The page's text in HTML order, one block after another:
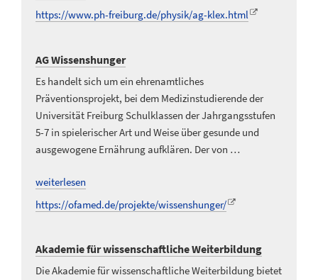
https://www.ph-freiburg.de/physik/ag-klex.html
AG Wissenshunger
Es handelt sich um ein ehrenamtliches
Präventionsprojekt, bei dem Medizinstudierende der
Universität Freiburg Schulklassen der Jahrgangsstufen
5-7 in spielerischer Art und Weise über gesunde und
ausgewogene Ernährung aufklären. Der von …
weiterlesen
https://ofamed.de/projekte/wissenshunger/
Akademie für wissenschaftliche Weiterbildung
Die Akademie für wissenschaftliche Weiterbildung bietet